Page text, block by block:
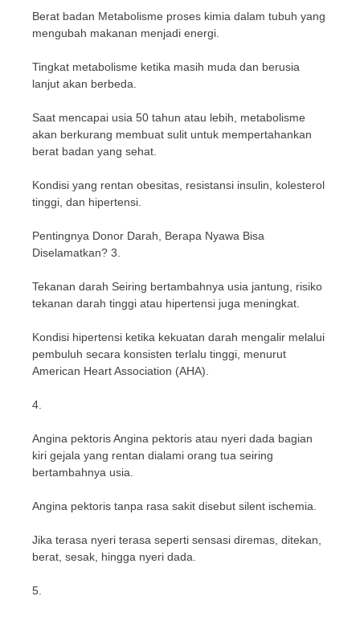
Berat badan Metabolisme proses kimia dalam tubuh yang
mengubah makanan menjadi energi.
Tingkat metabolisme ketika masih muda dan berusia
lanjut akan berbeda.
Saat mencapai usia 50 tahun atau lebih, metabolisme
akan berkurang membuat sulit untuk mempertahankan
berat badan yang sehat.
Kondisi yang rentan obesitas, resistansi insulin, kolesterol
tinggi, dan hipertensi.
Pentingnya Donor Darah, Berapa Nyawa Bisa
Diselamatkan? 3.
Tekanan darah Seiring bertambahnya usia jantung, risiko
tekanan darah tinggi atau hipertensi juga meningkat.
Kondisi hipertensi ketika kekuatan darah mengalir melalui
pembuluh secara konsisten terlalu tinggi, menurut
American Heart Association (AHA).
4.
Angina pektoris Angina pektoris atau nyeri dada bagian
kiri gejala yang rentan dialami orang tua seiring
bertambahnya usia.
Angina pektoris tanpa rasa sakit disebut silent ischemia.
Jika terasa nyeri terasa seperti sensasi diremas, ditekan,
berat, sesak, hingga nyeri dada.
5.